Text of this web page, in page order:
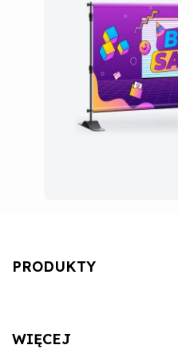
PRODUKTY
WIĘCEJ